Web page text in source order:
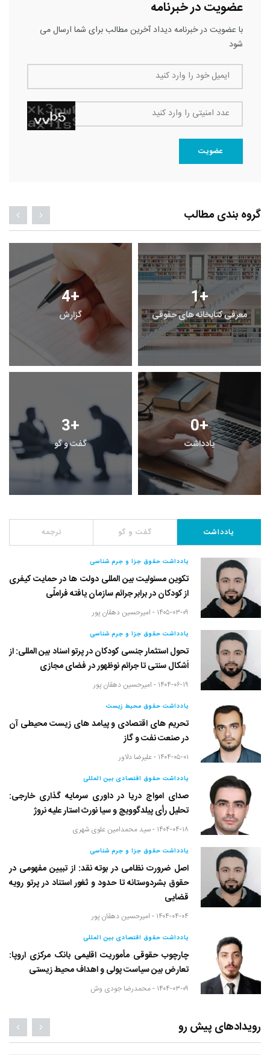
عضویت در خبرنامه
با عضویت در خبرنامه دیداد آخرین مطالب برای شما ارسال می
شود
ایمیل خود را وارد کنید
عدد امنیتی را وارد کنید
عضویت
گروه بندی مطالب
4+
گزارش
1+
معرفی کتابخانه های حقوقی
3+
گفت و گو
0+
یادداشت
یادداشت گفت و گو ترجمه
یادداشت حقوق جزا و جرم شناسی
تکوین مسئولیت بین المللی دولت ها در حمایت کیفری
از کودکان در برابر جرائم سازمان یافته فراملّی
۱۴۰۵-۰۳-۰۹ - امیرحسین دهقان پور
یادداشت حقوق جزا و جرم شناسی
تحول استثمار جنسی کودکان در پرتو اسناد بین المللی: از
اَشکال سنتی تا جرائم نوظهور در فضای مجازی
۱۴۰۴-۰۶-۱۹ - امیرحسین دهقان پور
یادداشت حقوق محیط زیست
تحریم های اقتصادی و پیامد های زیست محیطی آن
در صنعت نفت و گاز
۱۴۰۴-۰۵-۰۱ - علیرضا دلاور
یادداشت حقوق اقتصادی بین المللی
صدای امواج دریا در داوری سرمایه گذاری خارجی:
تحلیل رأی پیلدگوویچ و سیا نورث استار علیه نروژ
۱۴۰۴-۰۴-۱۸ - سید محمدامین علوی شهری
یادداشت حقوق جزا و جرم شناسی
اصل ضرورت نظامی در بوته نقد: از تبیین مفهومی در
حقوق بشردوستانه تا حدود و ثغور استناد در پرتو رویه
قضایی
۱۴۰۴-۰۴-۰۴ - امیرحسین دهقان پور
یادداشت حقوق اقتصادی بین المللی
چارچوب حقوقی مأموریت اقلیمی بانک مرکزی اروپا:
تعارض بین سیاست پولی و اهداف محیط زیستی
۱۴۰۴-۰۳-۰۹ - محمدرضا جودی وش
رویدادهای پیش رو